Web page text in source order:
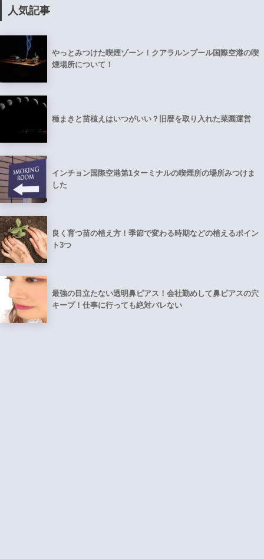
人気記事
やっとみつけた喫煙ゾーン！クアラルンプール国際空港の喫
煙場所について！
種まきと苗植えはいつがいい？旧暦を取り入れた菜園運営
インチョン国際空港第1ターミナルの喫煙所の場所みつけま
した
良く育つ苗の植え方！季節で変わる時期などの植えるポイン
ト3つ
最強の目立たない透明鼻ピアス！会社勤めして鼻ピアスの穴
キープ！仕事に行っても絶対バレない